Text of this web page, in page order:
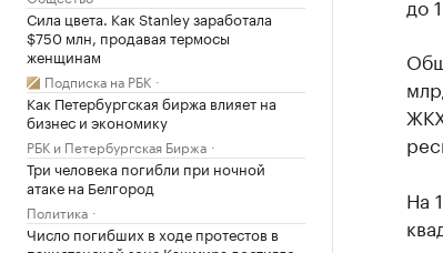
Сила цвета. Как Stanley заработала
$750 млн, продавая термосы
женщинам
Подписка на РБК
Как Петербургская биржа влияет на
бизнес и экономику
РБК и Петербургская Биржа
Три человека погибли при ночной
атаке на Белгород
Политика
Число погибших в ходе протестов в
На